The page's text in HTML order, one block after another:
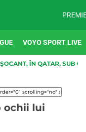
VOYO SPORT LIVE
ÎN QATAR, SUB
ochii lui